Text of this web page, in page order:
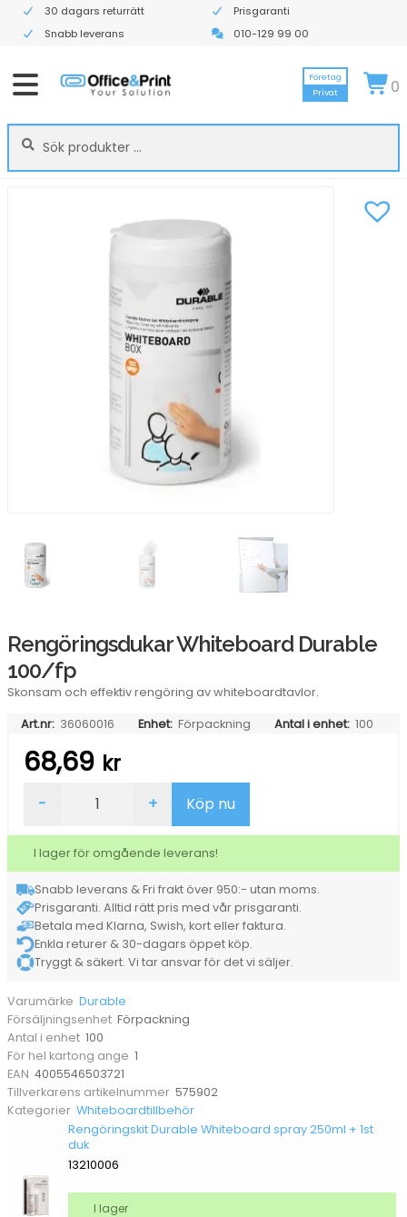
30 dagars returrätt
Prisgaranti
Snabb leverans
010-129 99 00
Sök
efter:
Sök
Företag
Privat
0
Rengöringsdukar Whiteboard Durable
100/fp
Skonsam och effektiv rengöring av whiteboardtavlor.
Art.nr: 36060016 Enhet: Förpackning Antal i enhet: 100
68,69 kr
Whiteboard
100/fp
mängd
- + Köp nu
I lager för omgående leverans!
Snabb leverans & Fri frakt över 950:- utan moms.
Prisgaranti. Alltid rätt pris med vår prisgaranti.
Betala med Klarna, Swish, kort eller faktura.
Enkla returer & 30-dagars öppet köp.
Tryggt & säkert. Vi tar ansvar för det vi säljer.
Varumärke Durable
Försäljningsenhet Förpackning
Antal i enhet 100
För hel kartong ange 1
EAN 4005546503721
Tillverkarens artikelnummer 575902
Kategorier Whiteboardtillbehör
Rengöringskit Durable Whiteboard spray 250ml + 1st
duk
13210006
I lager